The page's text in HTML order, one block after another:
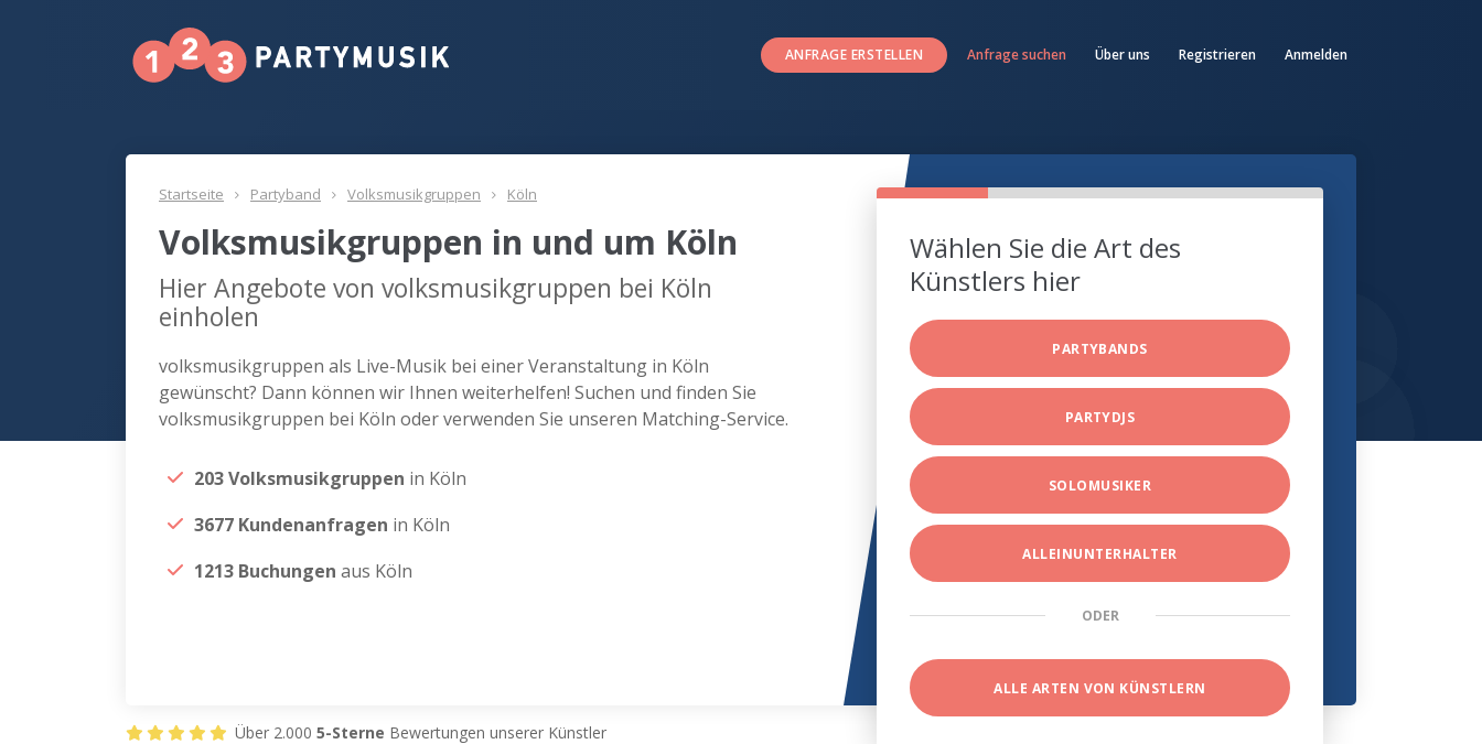
ANFRAGE ERSTELLEN Anfrage suchen Über uns Registrieren Anmelden
Startseite Partyband Volksmusikgruppen Köln
Volksmusikgruppen in und um Köln
Hier Angebote von volksmusikgruppen bei Köln
einholen
volksmusikgruppen als Live-Musik bei einer Veranstaltung in Köln
gewünscht? Dann können wir Ihnen weiterhelfen! Suchen und finden Sie
volksmusikgruppen bei Köln oder verwenden Sie unseren Matching-Service.
203 Volksmusikgruppen in Köln
3677 Kundenanfragen in Köln
1213 Buchungen aus Köln
Wählen Sie die Art des
Künstlers hier
PARTYBANDS
PARTYDJS
SOLOMUSIKER
ALLEINUNTERHALTER
ODER
ALLE ARTEN VON KÜNSTLERN
Über 2.000 5-Sterne Bewertungen unserer Künstler